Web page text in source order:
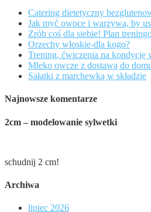
Catering dietetyczny
Jak myć owoce i warzywa, by
Zrób coś dla siebie! Plan
Orzechy włoskie-dla kogo?
Trening, ćwiczenia na kondycję
Mleko owcze z dostawą do
Sałatki z marchewką w składzie
Najnowsze komentarze
2cm – modelowanie sylwetki
schudnij 2 cm!
Archiwa
lipiec 2026